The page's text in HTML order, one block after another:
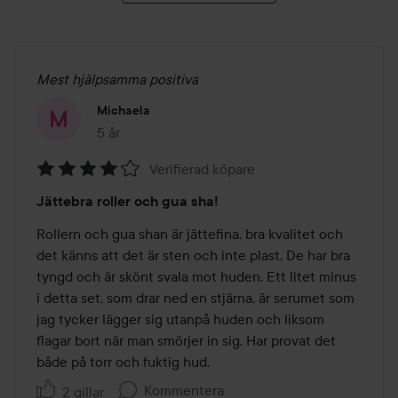
halsen. Dra ca 5-10 gånger per område.
Kitet innehåller:
med dubbla ändar hjälper omedelbart att ge tydlig kontur,
ansikte, ögon och kropp. Rose Quartz Roller gör att blodet
kommer upp till ytan då den svalkar och stimulerar
musklerna för att ge ansiktet ett uppfriskat och strålande
utseende.
1x Gua Sha-verktyg: 100% solid brasiliansk rosenkvarts är
en naturlig, alternativ terapi som innebär att du skrapar din
hud med ett massageverktyg för att förbättra din
cirkulation, stimulerar lymfsystemet och mjukar upp
spända ansiktsmuskler. Denna forntida kinesiska
Mest hjälpsamma positiva
Michaela
5 år
Inlägget skapades 5 år
4
av
5
Verifierad köpare
Jättebra roller och gua sha!
Rollern och gua shan är jättefina, bra kvalitet och
det känns att det är sten och inte plast. De har bra
tyngd och är skönt svala mot huden. Ett litet minus
i detta set, som drar ned en stjärna, är serumet som
jag tycker lägger sig utanpå huden och liksom
flagar bort när man smörjer in sig. Har provat det
både på torr och fuktig hud.
2 gillar
Kommentera